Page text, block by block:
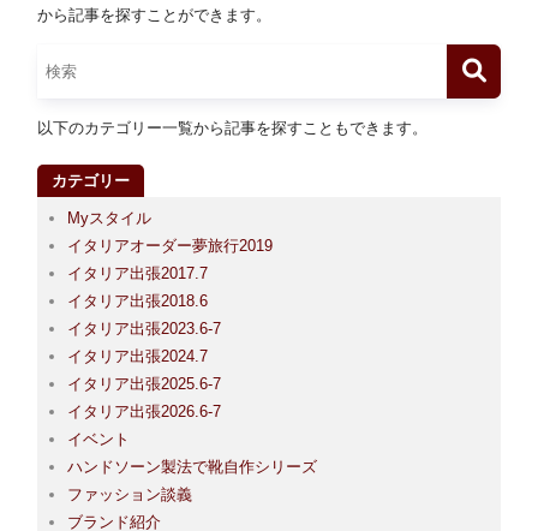
から記事を探すことができます。
以下のカテゴリー一覧から記事を探すこともできます。
カテゴリー
Myスタイル
イタリアオーダー夢旅行2019
イタリア出張2017.7
イタリア出張2018.6
イタリア出張2023.6-7
イタリア出張2024.7
イタリア出張2025.6-7
イタリア出張2026.6-7
イベント
ハンドソーン製法で靴自作シリーズ
ファッション談義
ブランド紹介